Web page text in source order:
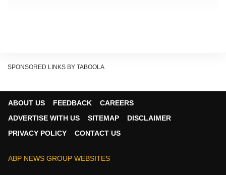
मंगलेश डबराल का जन्म 16 मई 1948 को उत्तराखंड के टिहरी
SPONSORED LINKS BY TABOOLA
ABOUT US FEEDBACK
CAREERS
ADVERTISE WITH US
SITEMAP
DISCLAIMER
PRIVACY POLICY
CONTACT US
ABP NEWS GROUP WEBSITES